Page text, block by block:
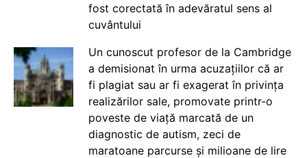
fost corectată în adevăratul sens al
cuvântului
Un cunoscut profesor de la Cambridge
a demisionat în urma acuzațiilor că ar
fi plagiat sau ar fi exagerat în privința
realizărilor sale, promovate printr-o
poveste de viață marcată de un
diagnostic de autism, zeci de
maratoane parcurse și milioane de lire